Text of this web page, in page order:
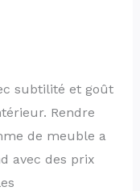
subtilité et goût
Rendre
de meuble a
avec des prix